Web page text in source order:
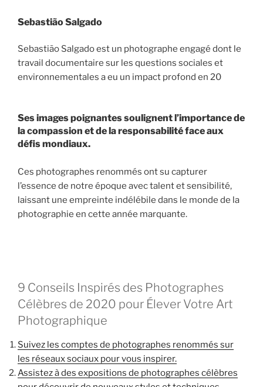
Sebastião Salgado
Sebastião Salgado est un photographe engagé dont le
travail documentaire sur les questions sociales et
environnementales a eu un impact profond en 20
Ses images poignantes soulignent l’importance de
la compassion et de la responsabilité face aux
défis mondiaux.
Ces photographes renommés ont su capturer
l’essence de notre époque avec talent et sensibilité,
laissant une empreinte indélébile dans le monde de la
photographie en cette année marquante.
9 Conseils Inspirés des Photographes
Célèbres de 2020 pour Élever Votre Art
Photographique
Suivez les comptes de photographes renommés sur
les réseaux sociaux pour vous inspirer.
Assistez à des expositions de photographes célèbres